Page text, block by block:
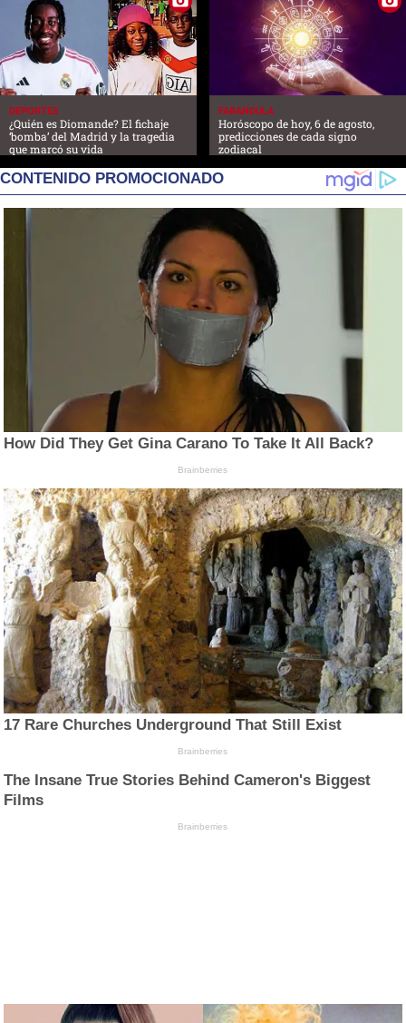
DEPORTES
¿Quién es Diomande? El fichaje
‘bomba’ del Madrid y la tragedia
que marcó su vida
FARANDULA
Horóscopo de hoy, 6 de agosto,
predicciones de cada signo
zodiacal
CONTENIDO PROMOCIONADO
How Did They Get Gina Carano To Take It All Back?
Brainberries
17 Rare Churches Underground That Still Exist
Brainberries
The Insane True Stories Behind Cameron's Biggest
Films
Brainberries